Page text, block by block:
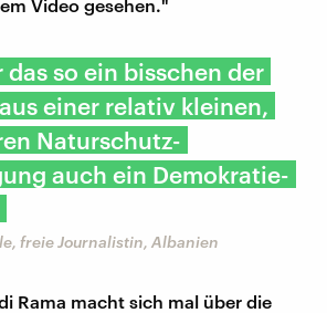
Video gesehen."
so ein bisschen der
einer relativ kleinen,
Naturschutz-
auch ein Demokratie-
freie Journalistin, Albanien
Rama macht sich mal über die